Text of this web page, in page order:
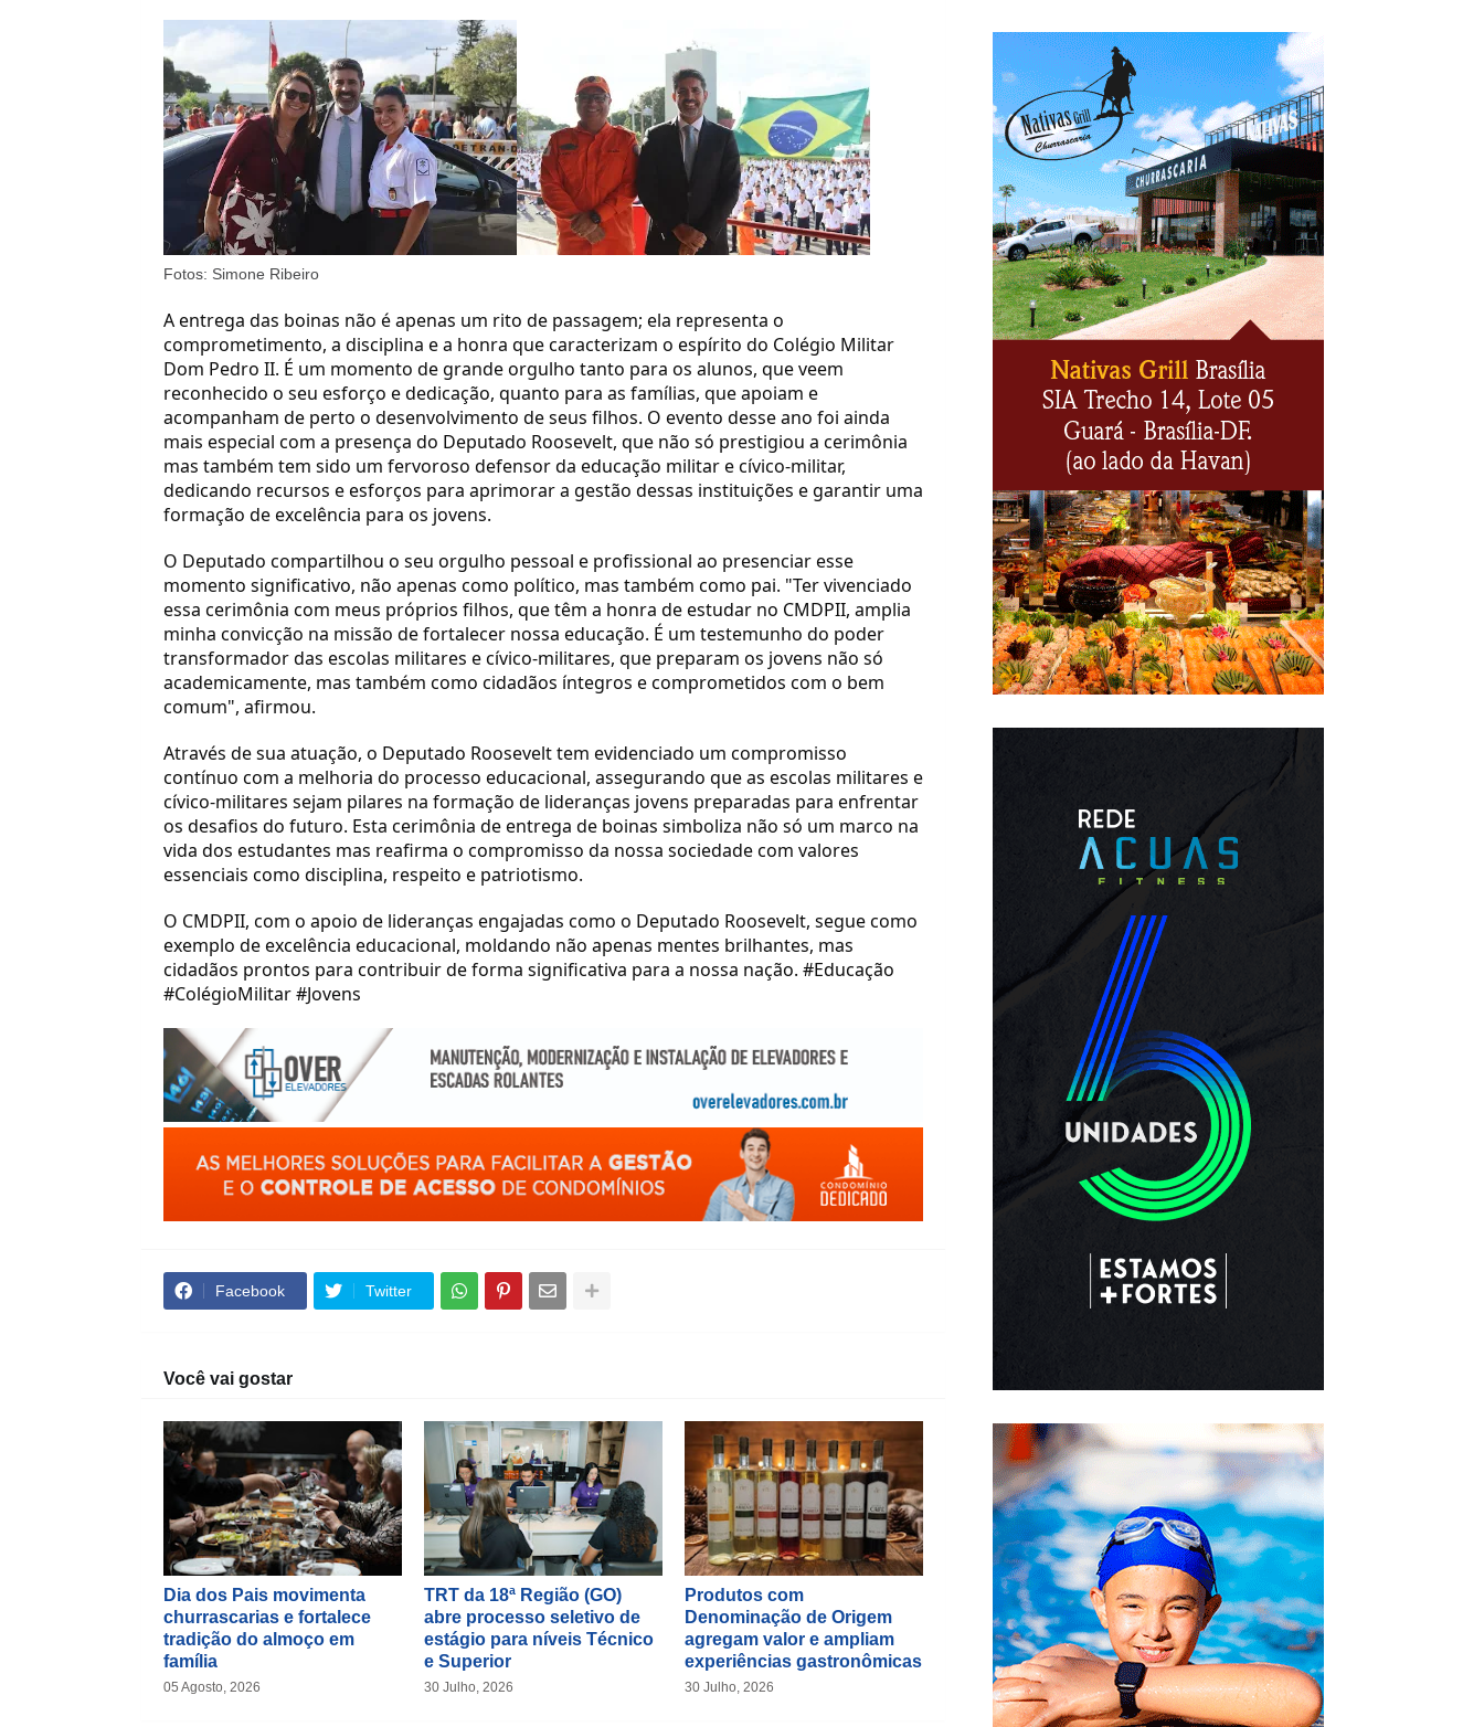
Fotos: Simone Ribeiro
A entrega das boinas não é apenas um rito de passagem; ela representa o
comprometimento, a disciplina e a honra que caracterizam o espírito do Colégio Militar
Dom Pedro II. É um momento de grande orgulho tanto para os alunos, que veem
reconhecido o seu esforço e dedicação, quanto para as famílias, que apoiam e
acompanham de perto o desenvolvimento de seus filhos. O evento desse ano foi ainda
mais especial com a presença do Deputado Roosevelt, que não só prestigiou a cerimônia
mas também tem sido um fervoroso defensor da educação militar e cívico-militar,
dedicando recursos e esforços para aprimorar a gestão dessas instituições e garantir uma
formação de excelência para os jovens.
O Deputado compartilhou o seu orgulho pessoal e profissional ao presenciar esse
momento significativo, não apenas como político, mas também como pai. "Ter vivenciado
essa cerimônia com meus próprios filhos, que têm a honra de estudar no CMDPII, amplia
minha convicção na missão de fortalecer nossa educação. É um testemunho do poder
transformador das escolas militares e cívico-militares, que preparam os jovens não só
academicamente, mas também como cidadãos íntegros e comprometidos com o bem
comum", afirmou.
Através de sua atuação, o Deputado Roosevelt tem evidenciado um compromisso
contínuo com a melhoria do processo educacional, assegurando que as escolas militares e
cívico-militares sejam pilares na formação de lideranças jovens preparadas para enfrentar
os desafios do futuro. Esta cerimônia de entrega de boinas simboliza não só um marco na
vida dos estudantes mas reafirma o compromisso da nossa sociedade com valores
essenciais como disciplina, respeito e patriotismo.
O CMDPII, com o apoio de lideranças engajadas como o Deputado Roosevelt, segue como
exemplo de excelência educacional, moldando não apenas mentes brilhantes, mas
cidadãos prontos para contribuir de forma significativa para a nossa nação. #Educação
#ColégioMilitar #Jovens
Facebook Twitter
Você vai gostar
Dia dos Pais movimenta
churrascarias e fortalece
tradição do almoço em
família
05 Agosto, 2026
TRT da 18ª Região (GO)
abre processo seletivo de
estágio para níveis Técnico
e Superior
30 Julho, 2026
Produtos com
Denominação de Origem
agregam valor e ampliam
experiências gastronômicas
30 Julho, 2026